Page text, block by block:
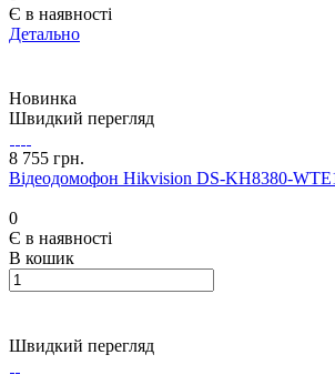
Є в наявності
Детально
Новинка
Швидкий перегляд
8 755 грн.
Відеодомофон Hikvision DS-KH8380-
0
Є в наявності
В кошик
Швидкий перегляд